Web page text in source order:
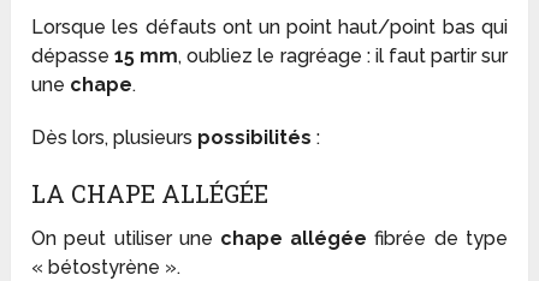
Lorsque les défauts ont un point haut/point bas qui
dépasse15 mm, oubliez le ragréage : il faut partir sur
une chape.
Dès lors, plusieurs possibilités:
LA CHAPE ALLÉGÉE
On peut utiliser une chape allégée fibrée de type
« bétostyrène ».